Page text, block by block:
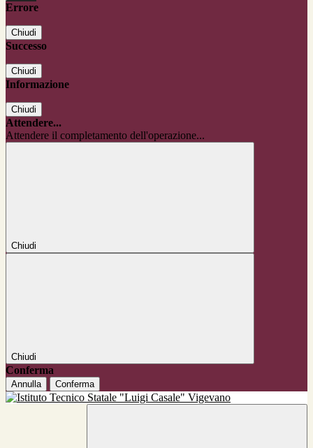
Errore
Chiudi
Successo
Chiudi
Informazione
Chiudi
Attendere...
Attendere il completamento dell'operazione...
Chiudi
Chiudi
Conferma
Annulla Conferma